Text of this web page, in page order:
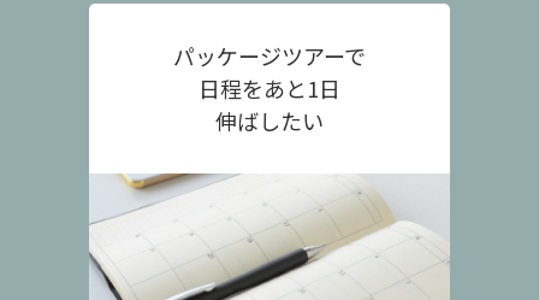
パッケージツアーで
日程をあと1日
伸ばしたい